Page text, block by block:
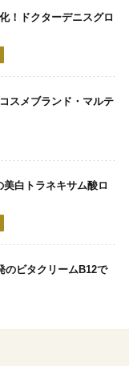
！ドクターデニスグロ
スメブランド・マルテ
白トラネキサム酸ロ
のビタクリームB12で